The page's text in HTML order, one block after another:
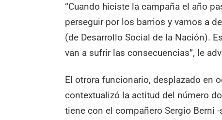
“Cuando hiciste la campaña el año
perseguir por los barrios y vamos a
(de Desarrollo Social de la Nación).
van a sufrir las consecuencias”, le
El otrora funcionario, desplazado en
contextualizó la actitud del número
tiene con el compañero Sergio Berni